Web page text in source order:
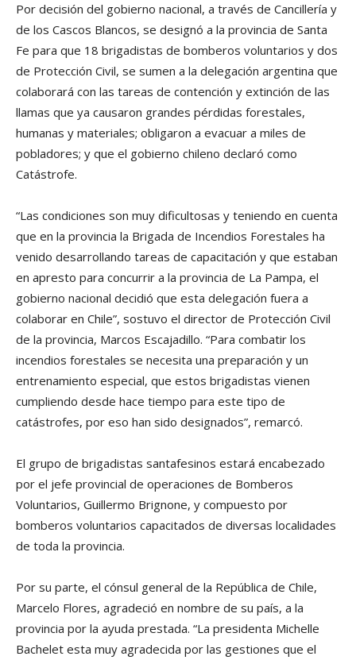
Por decisión del gobierno nacional, a través de Cancillería y
de los Cascos Blancos, se designó a la provincia de Santa
Fe para que 18 brigadistas de bomberos voluntarios y dos
de Protección Civil, se sumen a la delegación argentina que
colaborará con las tareas de contención y extinción de las
llamas que ya causaron grandes pérdidas forestales,
humanas y materiales; obligaron a evacuar a miles de
pobladores; y que el gobierno chileno declaró como
Catástrofe.
“Las condiciones son muy dificultosas y teniendo en cuenta
que en la provincia la Brigada de Incendios Forestales ha
venido desarrollando tareas de capacitación y que estaban
en apresto para concurrir a la provincia de La Pampa, el
gobierno nacional decidió que esta delegación fuera a
colaborar en Chile”, sostuvo el director de Protección Civil
de la provincia, Marcos Escajadillo. “Para combatir los
incendios forestales se necesita una preparación y un
entrenamiento especial, que estos brigadistas vienen
cumpliendo desde hace tiempo para este tipo de
catástrofes, por eso han sido designados”, remarcó.
El grupo de brigadistas santafesinos estará encabezado
por el jefe provincial de operaciones de Bomberos
Voluntarios, Guillermo Brignone, y compuesto por
bomberos voluntarios capacitados de diversas localidades
de toda la provincia.
Por su parte, el cónsul general de la República de Chile,
Marcelo Flores, agradeció en nombre de su país, a la
provincia por la ayuda prestada. “La presidenta Michelle
Bachelet esta muy agradecida por las gestiones que el